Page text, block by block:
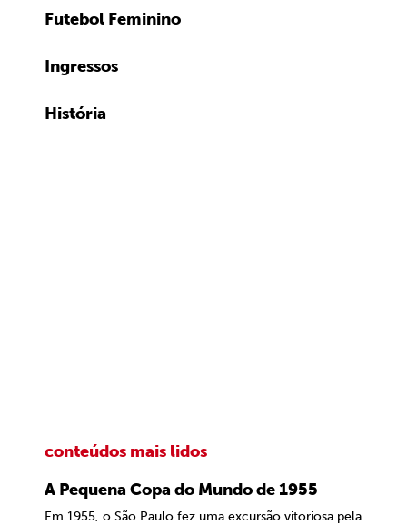
Futebol Feminino
Ingressos
História
conteúdos mais lidos
A Pequena Copa do Mundo de 1955
Em 1955, o São Paulo fez uma excursão vitoriosa pela